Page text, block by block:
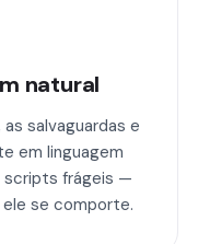
natural
salvaguardas e
em linguagem
scripts frágeis —
se comporte.